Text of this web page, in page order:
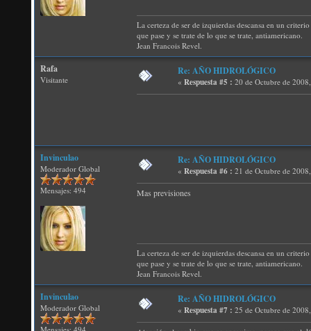
La certeza de ser de izquierdas descansa en un
que pase y se trate de lo que se trate, antiamericano.
Jean Francois Revel.
Rafa
Visitante
Re: AÑO HIDROLÓGICO
« Respuesta #5 : 20 de Octubre de
Invinculao
Moderador Global
Mensajes: 494
Re: AÑO HIDROLÓGICO
« Respuesta #6 : 21 de Octubre de
Mas previsiones
La certeza de ser de izquierdas descansa en un
que pase y se trate de lo que se trate, antiamericano.
Jean Francois Revel.
Invinculao
Moderador Global
Re: AÑO HIDROLÓGICO
« Respuesta #7 : 25 de Octubre de